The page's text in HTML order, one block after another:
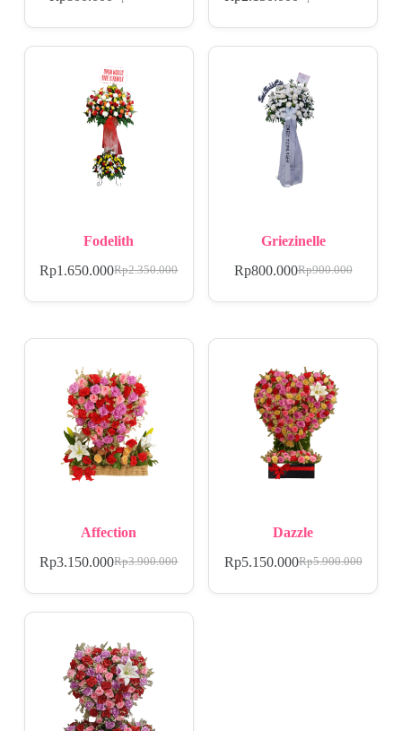
Fodelith
Rp2.350.000
Rp1.650.000
Griezinelle
Rp900.000
Rp800.000
Affection
Rp3.900.000
Rp3.150.000
Dazzle
Rp5.900.000
Rp5.150.000